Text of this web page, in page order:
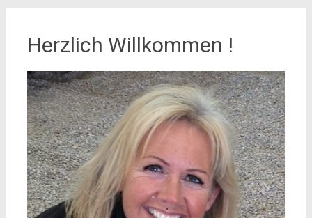
Herzlich Willkommen !